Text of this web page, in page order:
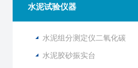
水泥试验仪器
水泥组分测定仪二氧化碳
水泥胶砂振实台